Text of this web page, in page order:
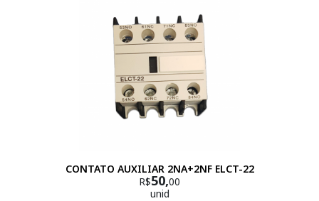
CONTATO AUXILIAR 2NA+2NF ELCT-22
R$50,00
unid